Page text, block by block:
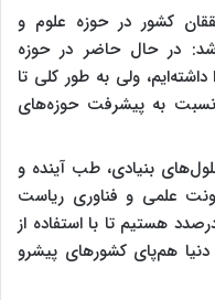
کشور در حوزه علوم و
شد: در حال حاضر در حوزه
ولی به طور کلی تا
به پیشرفت حوزه‌های
بنیادی، طب آینده و
علمی و فناوری ریاست
هستیم تا با استفاده از
هم‌پای کشورهای پیشرو